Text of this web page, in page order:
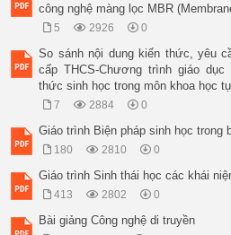
công nghệ màng lọc MBR
5 2926 0
So sánh nội dung kiến thức, yêu
cấp THCS-Chương trình giáo
thức sinh học trong môn khoa học
7 2884 0
Giáo trình Biện pháp sinh học trong
180 2810 0
Giáo trình Sinh thái học các khái
413 2802 0
Bài giảng Công nghệ di truyền